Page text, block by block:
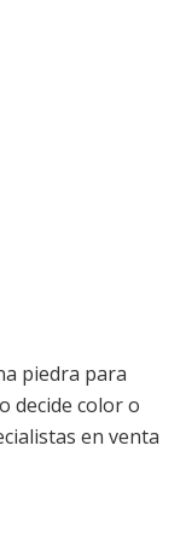
piedra para
decide color o
en venta